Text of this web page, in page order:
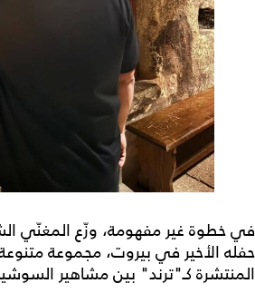
في خطوة غير مفهومة، وزّع المغنّي
المنتشرة كـ"ترند" بين مشاهير